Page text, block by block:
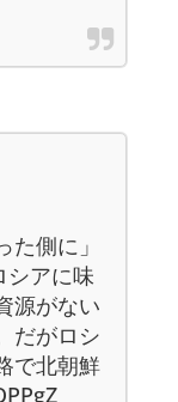
側に」
アに味
源がない
だがロシ
で北朝鮮